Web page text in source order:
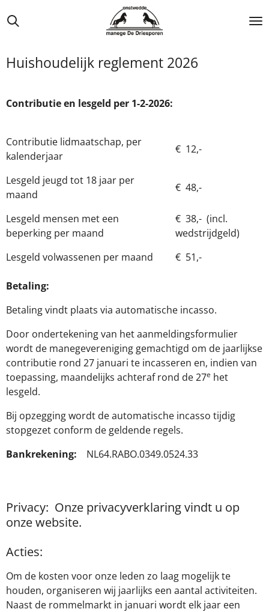
direct
de
hoofdinhoud
Huishoudelijk reglement 2026
Contributie en lesgeld per 1-2-2026:
Contributie lidmaatschap, per
kalenderjaar
€ 12,-
Lesgeld jeugd tot 18 jaar per
maand
€ 48,-
Lesgeld mensen met een
beperking per maand
€ 38,- (incl.
wedstrijdgeld)
Lesgeld volwassenen per maand
€ 51,-
Betaling:
Betaling vindt plaats via automatische incasso.
Door ondertekening van het aanmeldingsformulier
wordt de manegevereniging gemachtigd om de jaarlijkse
contributie rond 27 januari te incasseren en, indien van
toepassing, maandelijks achteraf rond de 27e het
lesgeld.
Bij opzegging wordt de automatische incasso tijdig
stopgezet conform de geldende regels.
Bankrekening: NL64.RABO.0349.0524.33
Privacy: Onze privacyverklaring vindt u op
onze website.
Acties:
Om de kosten voor onze leden zo laag mogelijk te
houden, organiseren wij jaarlijks een aantal activiteiten.
Naast de rommelmarkt in januari wordt elk jaar een